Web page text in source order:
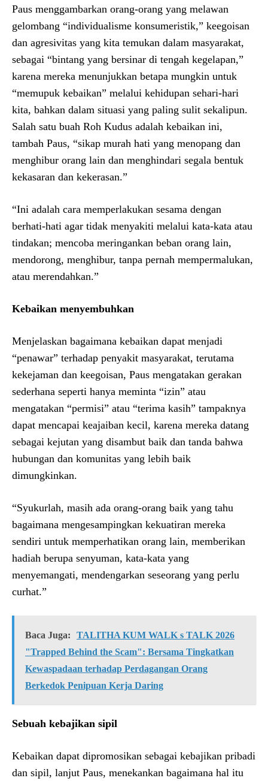
Paus menggambarkan orang-orang yang melawan
gelombang “individualisme konsumeristik,” keegoisan
dan agresivitas yang kita temukan dalam masyarakat,
sebagai “bintang yang bersinar di tengah kegelapan,”
karena mereka menunjukkan betapa mungkin untuk
“memupuk kebaikan” melalui kehidupan sehari-hari
kita, bahkan dalam situasi yang paling sulit sekalipun.
Salah satu buah Roh Kudus adalah kebaikan ini,
tambah Paus, “sikap murah hati yang menopang dan
menghibur orang lain dan menghindari segala bentuk
kekasaran dan kekerasan.”
“Ini adalah cara memperlakukan sesama dengan
berhati-hati agar tidak menyakiti melalui kata-kata atau
tindakan; mencoba meringankan beban orang lain,
mendorong, menghibur, tanpa pernah mempermalukan,
atau merendahkan.”
Kebaikan menyembuhkan
Menjelaskan bagaimana kebaikan dapat menjadi
“penawar” terhadap penyakit masyarakat, terutama
kekejaman dan keegoisan, Paus mengatakan gerakan
sederhana seperti hanya meminta “izin” atau
mengatakan “permisi” atau “terima kasih” tampaknya
dapat mencapai keajaiban kecil, karena mereka datang
sebagai kejutan yang disambut baik dan tanda bahwa
hubungan dan komunitas yang lebih baik
dimungkinkan.
“Syukurlah, masih ada orang-orang baik yang tahu
bagaimana mengesampingkan kekuatiran mereka
sendiri untuk memperhatikan orang lain, memberikan
hadiah berupa senyuman, kata-kata yang
menyemangati, mendengarkan seseorang yang perlu
curhat.”
Baca Juga:
TALITHA KUM WALK s TALK 2026
"Trapped Behind the Scam": Bersama Tingkatkan
Kewaspadaan terhadap Perdagangan Orang
Berkedok Penipuan Kerja Daring
Sebuah kebajikan sipil
Kebaikan dapat dipromosikan sebagai kebajikan pribadi
dan sipil, lanjut Paus, menekankan bagaimana hal itu